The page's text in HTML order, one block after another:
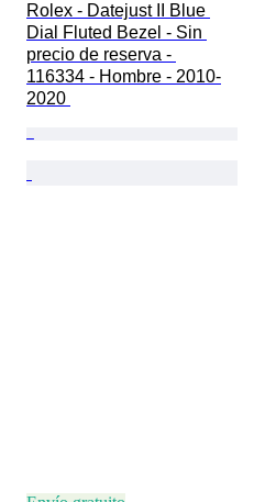
Rolex - Datejust II Blue
Dial Fluted Bezel - Sin
precio de reserva -
116334 - Hombre - 2010-
2020